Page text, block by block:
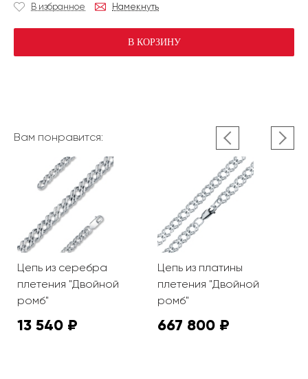
В избранное Намекнуть
В КОРЗИНУ
Вам понравится:
Цепь из серебра
плетения "Двойной
ромб"
13 540 ₽
Цепь из платины
плетения "Двойной
ромб"
667 800 ₽